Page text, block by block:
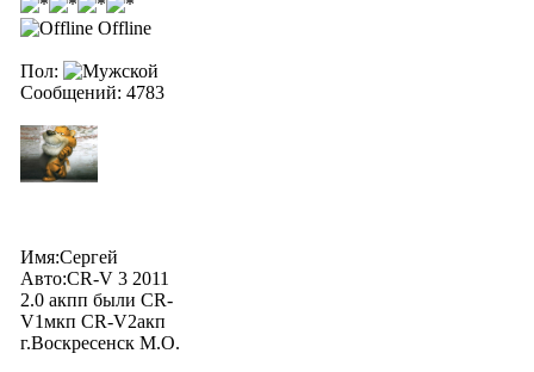
Offline
Пол:
Сообщений: 4783
Имя:Сергей
Авто:CR-V 3 2011
2.0 акпп были CR-
V1мкп CR-V2акп
г.Воскресенск М.О.